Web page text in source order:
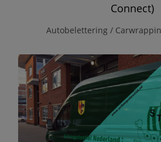
Connect)
Autobelettering /